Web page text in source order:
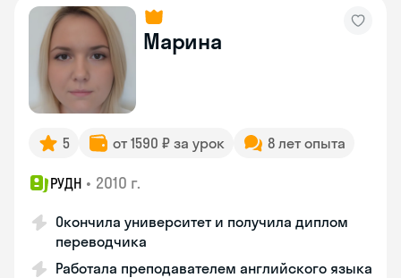
Марина
5 от 1590 ₽ за урок 8 лет опыта
РУДН • 2010 г.
Окончила университет и получила диплом
переводчика
Работала преподавателем английского языка